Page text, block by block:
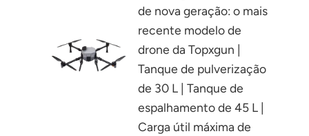
de nova geração: o mais
recente modelo de
drone da Topxgun |
Tanque de pulverização
de 30 L | Tanque de
espalhamento de 45 L |
Carga útil máxima de